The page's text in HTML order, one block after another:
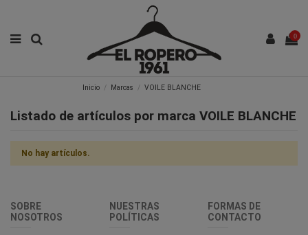
0
Inicio Marcas VOILE BLANCHE
Listado de artículos por marca VOILE BLANCHE
No hay artículos.
SOBRE
NOSOTROS
NUESTRAS
POLÍTICAS
FORMAS DE
CONTACTO